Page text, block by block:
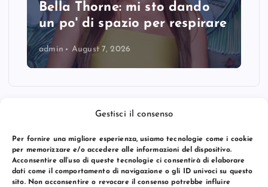
Gestisci il consenso
Per fornire una migliore esperienza, usiamo tecnologie come i cookie
per memorizzare e/o accedere alle informazioni del dispositivo.
Acconsentire all’uso di queste tecnologie ci consentirà di elaborare
dati come il comportamento di navigazione o gli ID univoci su questo
sito. Non acconsentire o revocare il consenso potrebbe influire
Bella Thorne: mi sto dando
un po' di spazio per respirare
admin August 7, 2026